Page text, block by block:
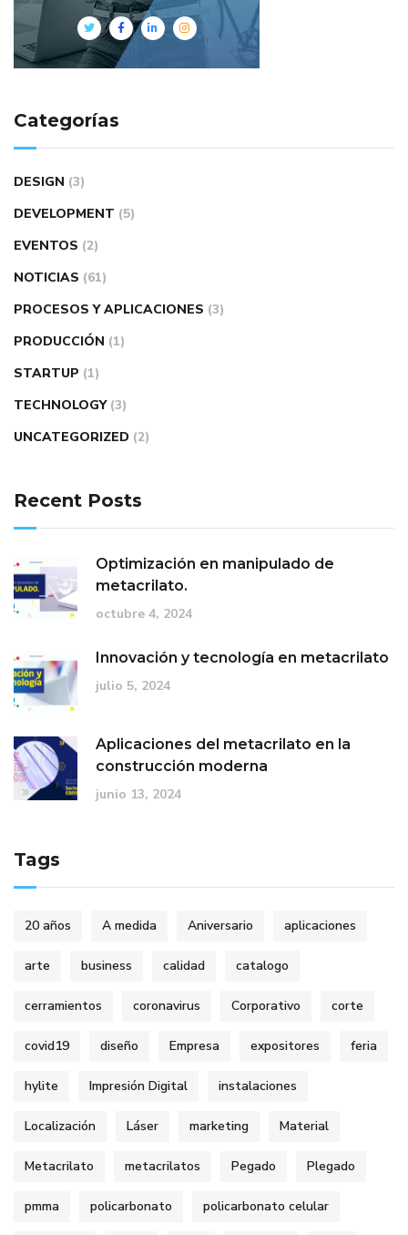
Categorías
DESIGN (3)
DEVELOPMENT (5)
EVENTOS (2)
NOTICIAS (61)
PROCESOS Y APLICACIONES (3)
PRODUCCIÓN (1)
STARTUP (1)
TECHNOLOGY (3)
UNCATEGORIZED (2)
Recent Posts
Optimización en manipulado de
metacrilato.
octubre 4, 2024
Innovación y tecnología en metacrilato
julio 5, 2024
Aplicaciones del metacrilato en la
construcción moderna
junio 13, 2024
Tags
20 años A medida Aniversario aplicaciones
arte business calidad catalogo
cerramientos coronavirus Corporativo corte
covid19 diseño Empresa expositores feria
hylite Impresión Digital instalaciones
Localización Láser marketing Material
Metacrilato metacrilatos Pegado Plegado
pmma policarbonato policarbonato celular